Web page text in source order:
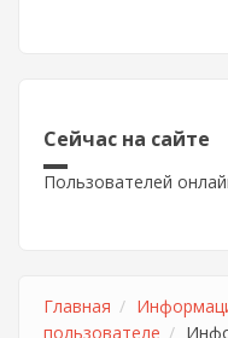
Сейчас на сайте
Пользователей
Главная
пользователе